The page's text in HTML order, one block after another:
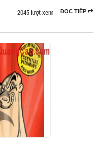
ĐỌC TIẾP
2045 lượt xem